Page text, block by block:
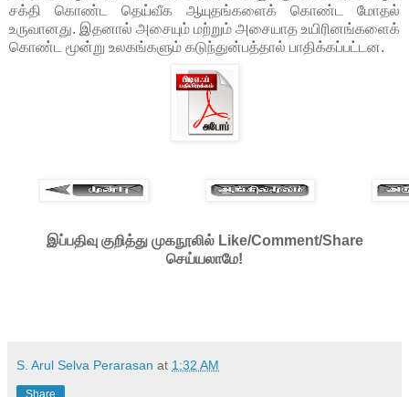
சக்தி கொண்ட தெய்வீக ஆயுதங்களைக் கொண்ட மோதல்
உருவானது. இதனால் அசையும் மற்றும் அசையாத உயிரினங்களைக்
கொண்ட மூன்று உலகங்களும் கடுந்துன்பத்தால் பாதிக்கப்பட்டன.
இப்பதிவு குறித்து முகநூலில் Like/Comment/Share
செய்யலாமே!
S. Arul Selva Perarasan at 1:32 AM
Share